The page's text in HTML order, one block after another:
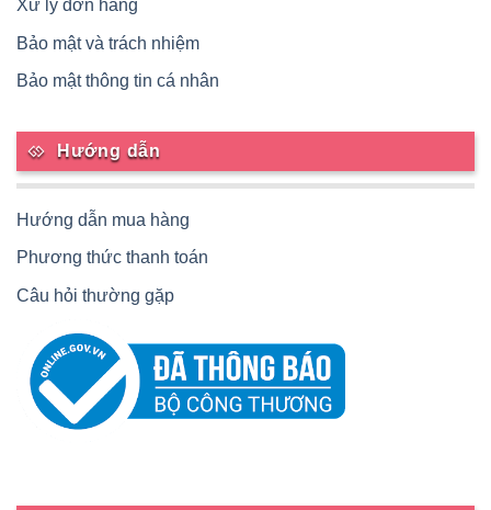
Xử lý đơn hàng
Bảo mật và trách nhiệm
Bảo mật thông tin cá nhân
Hướng dẫn
Hướng dẫn mua hàng
Phương thức thanh toán
Câu hỏi thường gặp